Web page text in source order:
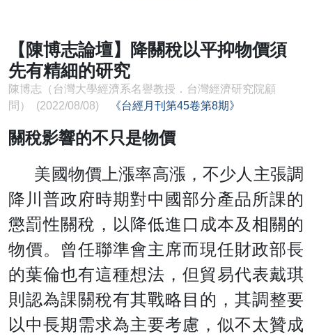
【陳博志論壇】降關稅以平抑物價須
先有精細的研究
​​​​​​​陳博志（台灣大學經濟系名譽教授．台灣經濟研究院顧
問） (2022/08/08)
《台經月刊第45卷第8期》
關稅影響的不只是物價
美國物價上漲率高漲，不少人主張調
降川普政府時期對中國部分產品所課的
懲罰性關稅，以降低進口成本及相關的
物價。曾任聯準會主席而現任財政部長
的葉倫也有這種想法，但貿易代表戴琪
則認為課關稅有其戰略目的，其調整要
以中長期需求為主要考慮，似不太贊成